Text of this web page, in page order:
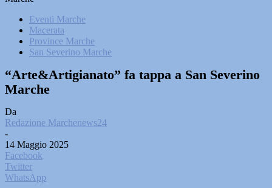
Eventi Marche
Macerata
Province Marche
San Severino Marche
“Arte&Artigianato” fa tappa a San Severino
Marche
Da
Redazione Marchenews24
-
14 Maggio 2025
Facebook
Twitter
WhatsApp